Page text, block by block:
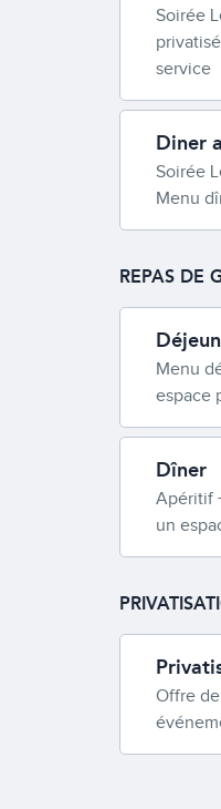
Soirée
service
Diner
Soirée
Menu
REPAS DE
Menu
espace
Dîner
Apéritif
un
Offre